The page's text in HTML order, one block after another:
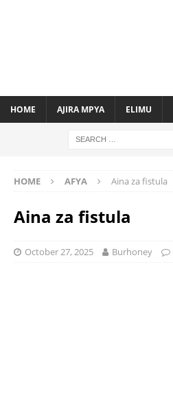
HOME AJIRA MPYA ELIMU
HOME AFYA Aina za fistula
Aina za fistula
October 27, 2025 Burhoney